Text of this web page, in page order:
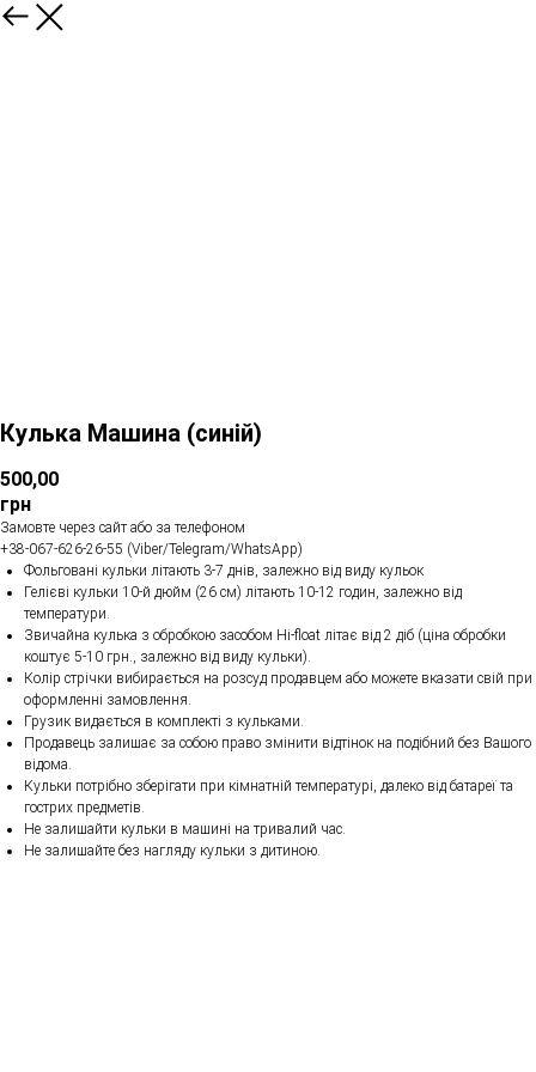
Кулька Машина (синій)
500,00
грн
Замовте через сайт або за телефоном
+38-067-626-26-55 (Viber/Telegram/WhatsApp)
Фольговані кульки літають 3-7 днів, залежно від виду кульок
Гелієві кульки 10-й дюйм (26 см) літають 10-12 годин, залежно від
температури.
Звичайна кулька з обробкою засобом Hi-float літає від 2 діб (ціна обробки
коштує 5-10 грн., залежно від виду кульки).
Колір стрічки вибирається на розсуд продавцем або можете вказати свій при
оформленні замовлення.
Грузик видається в комплекті з кульками.
Продавець залишає за собою право змінити відтінок на подібний без Вашого
відома.
Кульки потрібно зберігати при кімнатній температурі, далеко від батареї та
гострих предметів.
Не залишайти кульки в машині на тривалий час.
Не залишайте без нагляду кульки з дитиною.